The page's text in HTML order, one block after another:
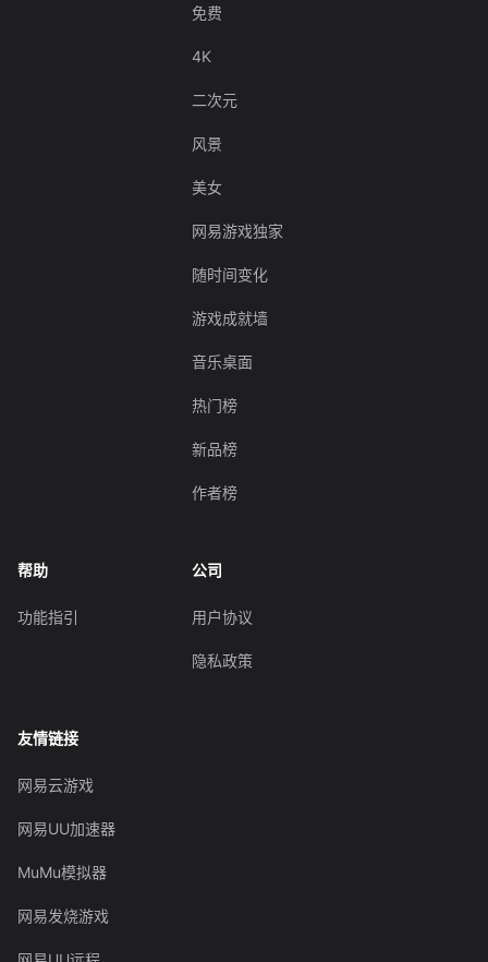
免费
4K
二次元
风景
美女
网易游戏独家
随时间变化
游戏成就墙
音乐桌面
热门榜
新品榜
作者榜
帮助
功能指引
公司
用户协议
隐私政策
友情链接
网易云游戏
网易UU加速器
MuMu模拟器
网易发烧游戏